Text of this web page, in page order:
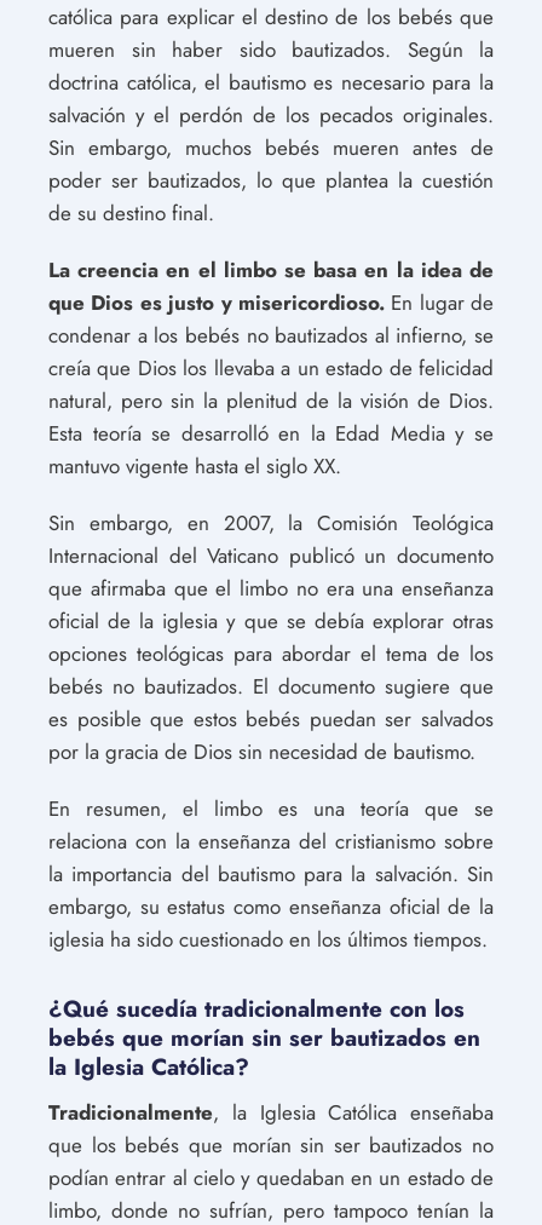
católica para explicar el destino de los bebés que
mueren sin haber sido bautizados. Según la
doctrina católica, el bautismo es necesario para la
salvación y el perdón de los pecados originales.
Sin embargo, muchos bebés mueren antes de
poder ser bautizados, lo que plantea la cuestión
de su destino final.
La creencia en el limbo se basa en la idea de
que Dios es justo y misericordioso.En lugar de
condenar a los bebés no bautizados al infierno, se
creía que Dios los llevaba a un estado de felicidad
natural, pero sin la plenitud de la visión de Dios.
Esta teoría se desarrolló en la Edad Media y se
mantuvo vigente hasta el siglo XX.
Sin embargo, en 2007, la Comisión Teológica
Internacional del Vaticano publicó un documento
que afirmaba que el limbo no era una enseñanza
oficial de la iglesia y que se debía explorar otras
opciones teológicas para abordar el tema de los
bebés no bautizados. El documento sugiere que
es posible que estos bebés puedan ser salvados
por la gracia de Dios sin necesidad de bautismo.
En resumen, el limbo es una teoría que se
relaciona con la enseñanza del cristianismo sobre
la importancia del bautismo para la salvación. Sin
embargo, su estatus como enseñanza oficial de la
iglesia ha sido cuestionado en los últimos tiempos.
¿Qué sucedía tradicionalmente con los
bebés que morían sin ser bautizados en
la Iglesia Católica?
Tradicionalmente, la Iglesia Católica enseñaba
que los bebés que morían sin ser bautizados no
podían entrar al cielo y quedaban en un estado de
limbo, donde no sufrían, pero tampoco tenían la